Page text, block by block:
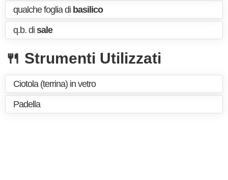
qualche foglia di basilico
q.b. di sale
🍴 Strumenti Utilizzati
Ciotola (terrina) in vetro
Padella